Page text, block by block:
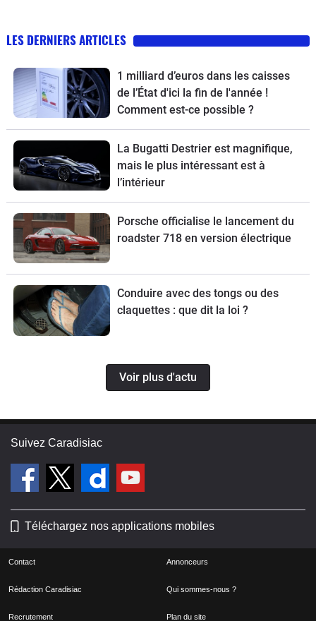
LES DERNIERS ARTICLES
1 milliard d’euros dans les caisses
de l’État d'ici la fin de l'année !
Comment est-ce possible ?
La Bugatti Destrier est magnifique,
mais le plus intéressant est à
l’intérieur
Porsche officialise le lancement du
roadster 718 en version électrique
Conduire avec des tongs ou des
claquettes : que dit la loi ?
Voir plus d'actu
Suivez Caradisiac
Téléchargez nos applications mobiles
Contact Annonceurs
Rédaction Caradisiac Qui sommes-nous ?
Recrutement Plan du site